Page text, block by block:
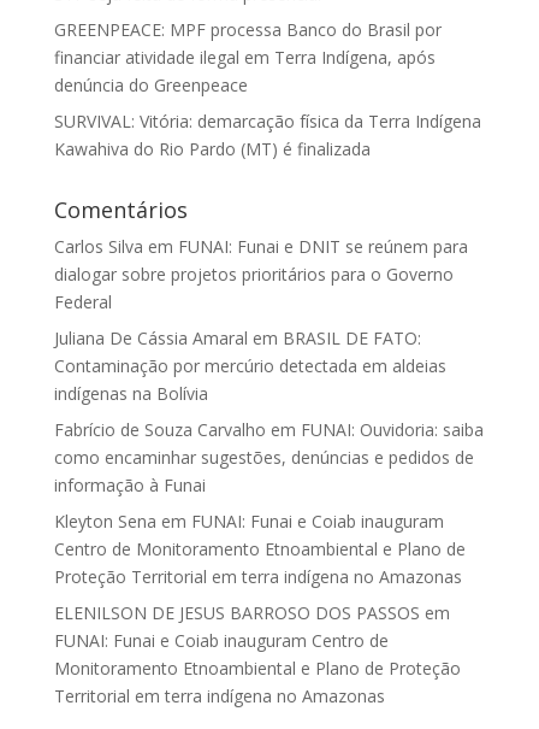
GREENPEACE: MPF processa Banco do Brasil por
financiar atividade ilegal em Terra Indígena, após
denúncia do Greenpeace
SURVIVAL: Vitória: demarcação física da Terra Indígena
Kawahiva do Rio Pardo (MT) é finalizada
Comentários
Carlos Silva em FUNAI: Funai e DNIT se reúnem para
dialogar sobre projetos prioritários para o Governo
Federal
Juliana De Cássia Amaral em BRASIL DE FATO:
Contaminação por mercúrio detectada em aldeias
indígenas na Bolívia
Fabrício de Souza Carvalho em FUNAI: Ouvidoria: saiba
como encaminhar sugestões, denúncias e pedidos de
informação à Funai
Kleyton Sena em FUNAI: Funai e Coiab inauguram
Centro de Monitoramento Etnoambiental e Plano de
Proteção Territorial em terra indígena no Amazonas
ELENILSON DE JESUS BARROSO DOS PASSOS em
FUNAI: Funai e Coiab inauguram Centro de
Monitoramento Etnoambiental e Plano de Proteção
Territorial em terra indígena no Amazonas